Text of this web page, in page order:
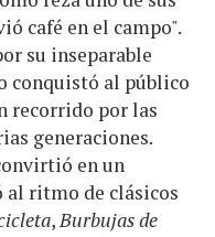
café en el campo".
su inseparable
conquistó al público
recorrido por las
generaciones.
en un
al ritmo de clásicos
,Burbujas de